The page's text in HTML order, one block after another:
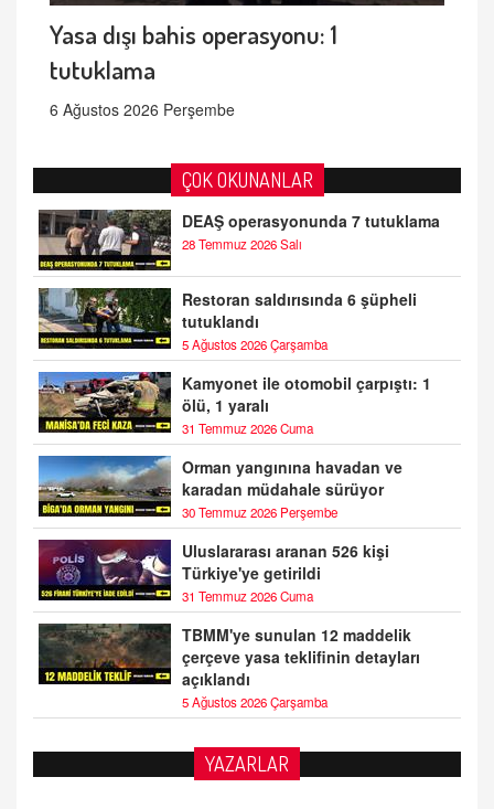
Yasa dışı bahis operasyonu: 1
tutuklama
6 Ağustos 2026 Perşembe
ÇOK OKUNANLAR
DEAŞ operasyonunda 7 tutuklama
28 Temmuz 2026 Salı
Restoran saldırısında 6 şüpheli
tutuklandı
5 Ağustos 2026 Çarşamba
Kamyonet ile otomobil çarpıştı: 1
ölü, 1 yaralı
31 Temmuz 2026 Cuma
Orman yangınına havadan ve
karadan müdahale sürüyor
30 Temmuz 2026 Perşembe
Uluslararası aranan 526 kişi
Türkiye'ye getirildi
31 Temmuz 2026 Cuma
TBMM'ye sunulan 12 maddelik
çerçeve yasa teklifinin detayları
açıklandı
5 Ağustos 2026 Çarşamba
YAZARLAR